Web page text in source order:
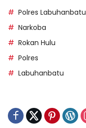
Polres Labuhanbatu
Narkoba
Rokan Hulu
Polres
Labuhanbatu